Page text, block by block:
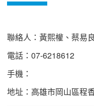
聯絡人 ：黃熙權、蔡易良
電話 ： 07-6218612
手機 ：
地址 ：高雄市岡山區程